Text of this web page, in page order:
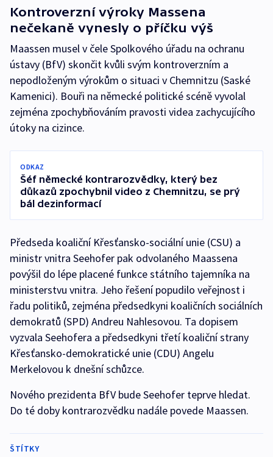
Kontroverzní výroky Massena
nečekaně vynesly o příčku výš
Maassen musel v čele Spolkového úřadu na ochranu
ústavy (BfV) skončit kvůli svým kontroverzním a
nepodloženým výrokům o situaci v Chemnitzu (Saské
Kamenici). Bouři na německé politické scéně vyvolal
zejména zpochybňováním pravosti videa zachycujícího
útoky na cizince.
ODKAZ
Šéf německé kontrarozvědky, který bez
důkazů zpochybnil video z Chemnitzu, se prý
bál dezinformací
Předseda koaliční Křesťansko-sociální unie (CSU) a
ministr vnitra Seehofer pak odvolaného Maassena
povýšil do lépe placené funkce státního tajemníka na
ministerstvu vnitra. Jeho řešení popudilo veřejnost i
řadu politiků, zejména předsedkyni koaličních sociálních
demokratů (SPD) Andreu Nahlesovou. Ta dopisem
vyzvala Seehofera a předsedkyni třetí koaliční strany
Křesťansko-demokratické unie (CDU) Angelu
Merkelovou k dnešní schůzce.
Nového prezidenta BfV bude Seehofer teprve hledat.
Do té doby kontrarozvědku nadále povede Maassen.
ŠTÍTKY